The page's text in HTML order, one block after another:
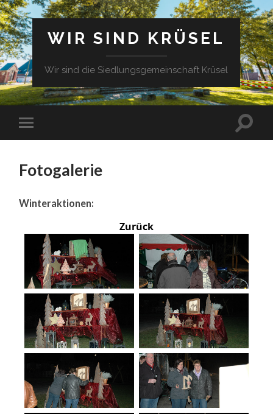
WIR SIND KRÜSEL
Wir sind die Siedlungsgemeinschaft Krüsel
Fotogalerie
Winteraktionen:
Zurück